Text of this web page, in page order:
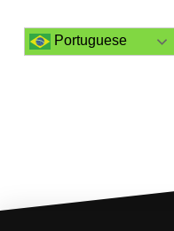
Portuguese